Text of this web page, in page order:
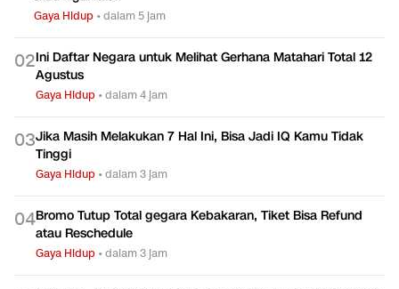
Gaya Hidup •dalam 5 jam
02Ini Daftar Negara untuk Melihat Gerhana Matahari Total 12
Agustus
Gaya Hidup •dalam 4 jam
03Jika Masih Melakukan 7 Hal Ini, Bisa Jadi IQ Kamu Tidak
Tinggi
Gaya Hidup •dalam 3 jam
04Bromo Tutup Total gegara Kebakaran, Tiket Bisa Refund
atau Reschedule
Gaya Hidup •dalam 3 jam